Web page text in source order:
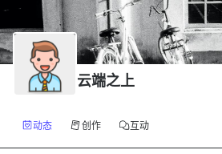
云端之上
动态 创作 互动